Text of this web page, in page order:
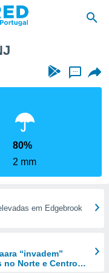
...
80%
2 mm
em Edgebrook
“invadem”
Norte e Centro